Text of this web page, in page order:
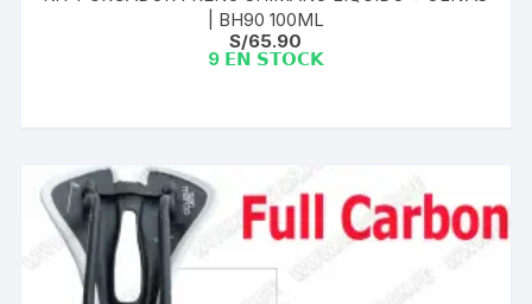
| BH90 100ML
S/65.90
9 𝗘𝗡 𝗦𝗧𝗢𝗖𝗞